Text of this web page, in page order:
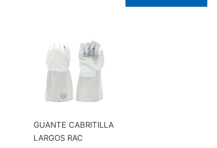
opciones
se
pueden
en
página
GUANTE CABRITILLA
LARGOS RAC